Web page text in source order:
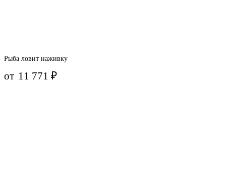
Рыба ловит наживку
от 11 771₽